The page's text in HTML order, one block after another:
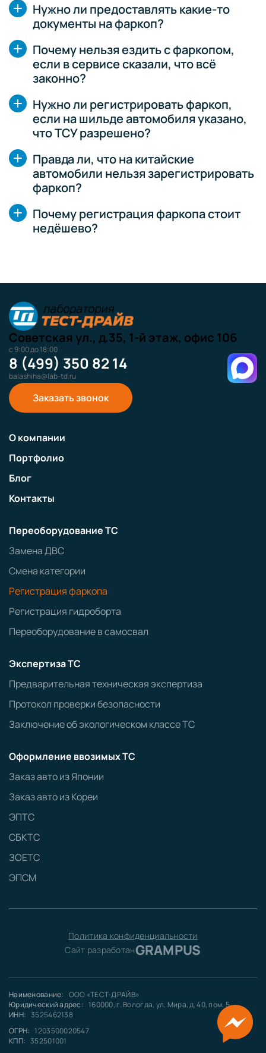
Нужно ли предоставлять какие-то
документы на фаркоп?
Почему нельзя ездить с фаркопом,
если в сервисе сказали, что всё
законно?
Нужно ли регистрировать фаркоп,
если на шильде автомобиля указано,
что ТСУ разрешено?
Правда ли, что на китайские
автомобили нельзя зарегистрировать
фаркоп?
Почему регистрация фаркопа стоит
недёшево?
Советская ул., д.35, 1-й этаж, офис 106
с 9:00 до 18:00
8 (499) 350 82 14
balashiha@lab-td.ru
Заказать звонок
О компании
Портфолио
Блог
Контакты
Переоборудование ТС
Замена ДВС
Смена категории
Регистрация фаркопа
Регистрация гидроборта
Переоборудование в самосвал
Экспертиза ТС
Предварительная техническая экспертиза
Протокол проверки безопасности
Заключение об экологическом классе ТС
Оформление ввозимых ТС
Заказ авто из Японии
Заказ авто из Кореи
ЭПТС
СБКТС
ЗОЕТС
ЭПСМ
Политика конфиденциальности
Сайт разработанGRAMPUS
Наименование: ООО «ТЕСТ-ДРАЙВ»
Юридический адрес: 160000, г. Вологда, ул. Мира, д. 40, пом. 5
ИНН: 3525462138
ОГРН: 1203500020547
КПП: 352501001